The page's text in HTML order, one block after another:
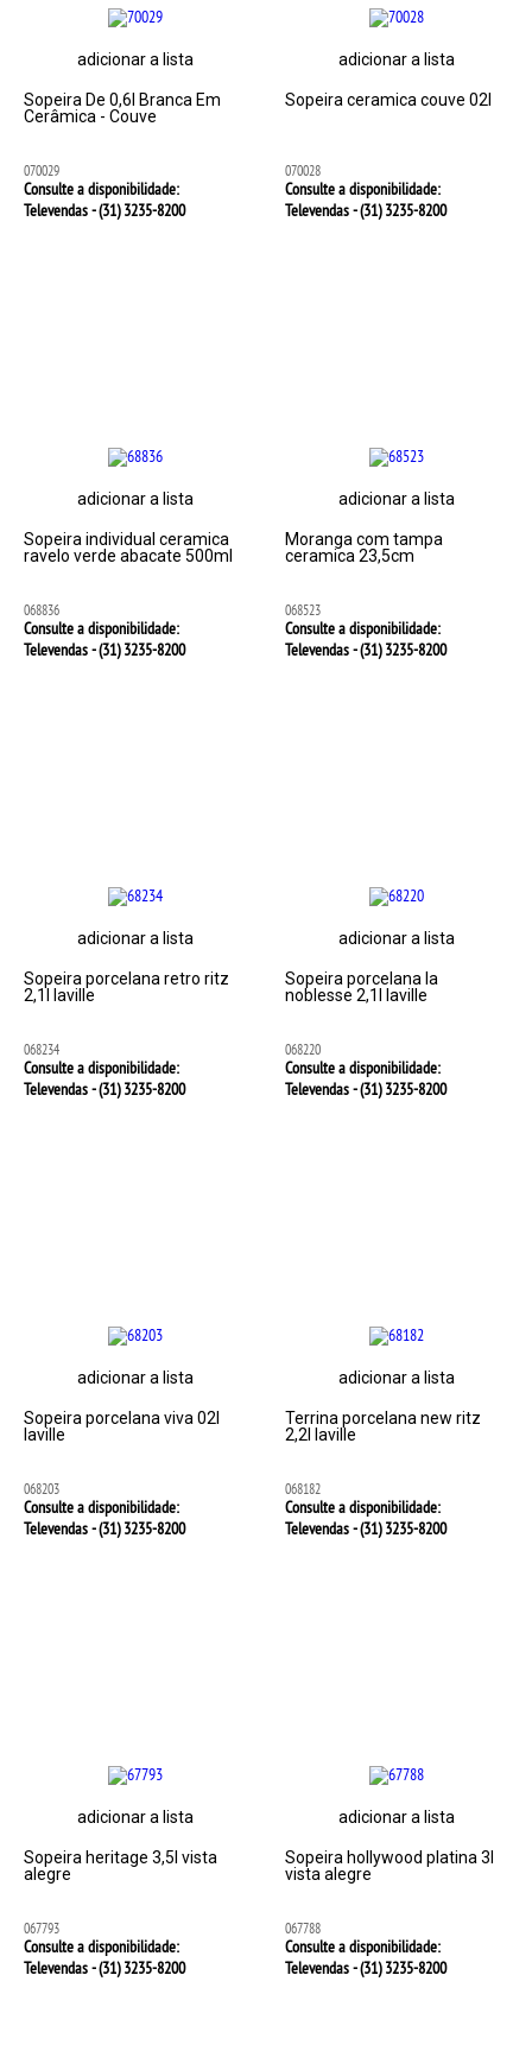
adicionar a lista
Sopeira De 0,6l Branca Em
Cerâmica - Couve
070029
Consulte a disponibilidade:
Televendas - (31)3235-8200
adicionar a lista
Sopeira ceramica couve 02l
070028
Consulte a disponibilidade:
Televendas - (31)3235-8200
adicionar a lista
Sopeira individual ceramica
ravelo verde abacate 500ml
068836
Consulte a disponibilidade:
Televendas - (31)3235-8200
adicionar a lista
Moranga com tampa
ceramica 23,5cm
068523
Consulte a disponibilidade:
Televendas - (31)3235-8200
adicionar a lista
Sopeira porcelana retro ritz
2,1l laville
068234
Consulte a disponibilidade:
Televendas - (31)3235-8200
adicionar a lista
Sopeira porcelana la
noblesse 2,1l laville
068220
Consulte a disponibilidade:
Televendas - (31)3235-8200
adicionar a lista
Sopeira porcelana viva 02l
laville
068203
Consulte a disponibilidade:
Televendas - (31)3235-8200
adicionar a lista
Terrina porcelana new ritz
2,2l laville
068182
Consulte a disponibilidade:
Televendas - (31)3235-8200
adicionar a lista
Sopeira heritage 3,5l vista
alegre
067793
Consulte a disponibilidade:
Televendas - (31)3235-8200
adicionar a lista
Sopeira hollywood platina 3l
vista alegre
067788
Consulte a disponibilidade:
Televendas - (31)3235-8200